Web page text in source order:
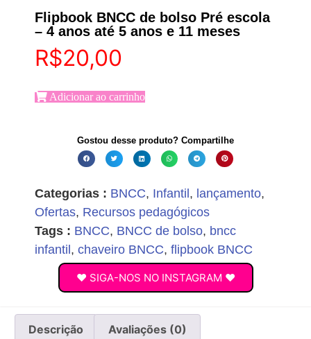
Flipbook BNCC de bolso Pré escola
– 4 anos até 5 anos e 11 meses
R$20,00
Adicionar ao carrinho
Gostou desse produto? Compartilhe
Categorias : BNCC, Infantil , lançamento,
Ofertas, Recursos pedagógicos
Tags : BNCC, BNCC de bolso, bncc
infantil , chaveiro BNCC, flipbook BNCC
♥ SIGA-NOS NO INSTAGRAM ♥
Descrição Avaliações (0)